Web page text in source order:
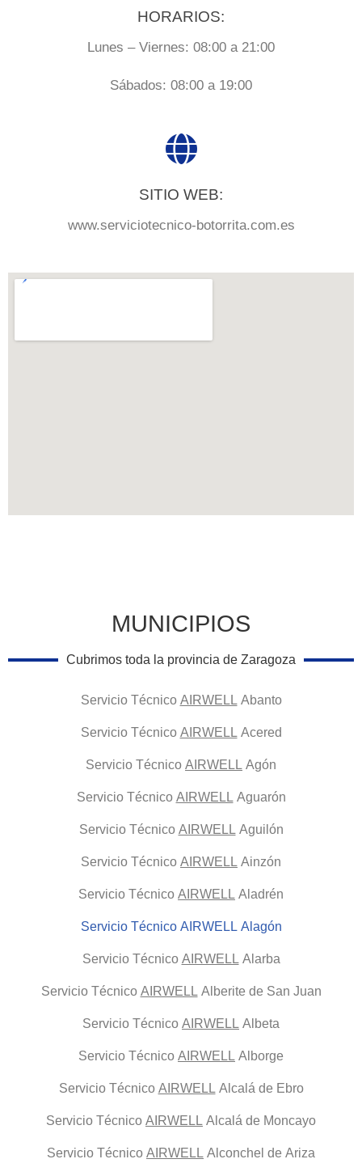
HORARIOS:
Lunes – Viernes: 08:00 a 21:00
Sábados: 08:00 a 19:00
SITIO WEB:
www.serviciotecnico-botorrita.com.es
MUNICIPIOS
Cubrimos toda la provincia de Zaragoza
Servicio Técnico AIRWELLAbanto
Servicio Técnico AIRWELLAcered
Servicio Técnico AIRWELL Agón
Servicio Técnico AIRWELLAguarón
Servicio Técnico AIRWELLAguilón
Servicio Técnico AIRWELL Ainzón
Servicio Técnico AIRWELL Aladrén
Servicio Técnico AIRWELL Alagón
Servicio Técnico AIRWELLAlarba
Servicio Técnico AIRWELLAlberite de San Juan
Servicio Técnico AIRWELL Albeta
Servicio Técnico AIRWELL Alborge
Servicio Técnico AIRWELLAlcalá de Ebro
Servicio Técnico AIRWELL Alcalá de Moncayo
Servicio Técnico AIRWELL Alconchel de Ariza